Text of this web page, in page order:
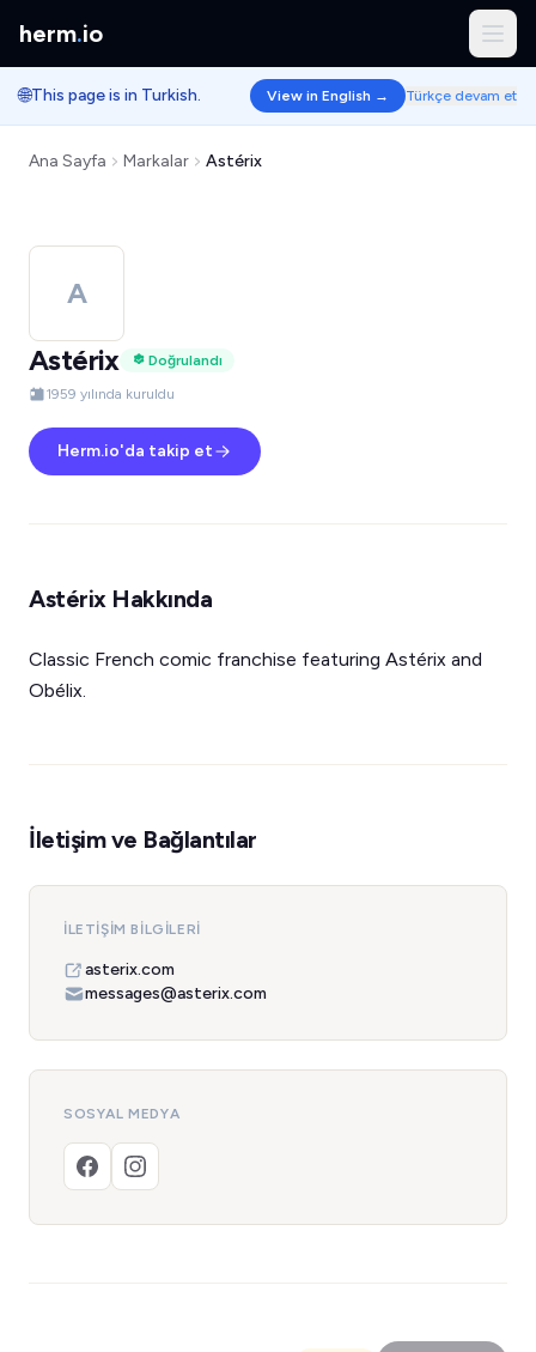
herm.io
🌐This page is in Turkish. View in English → Türkçe devam et
Ana Sayfa Markalar Astérix
A
Astérix
Doğrulandı
1959 yılında kuruldu
Herm.io'da takip et
Astérix Hakkında
Classic French comic franchise featuring Astérix and
Obélix.
İletişim ve Bağlantılar
İLETIŞIM BILGILERI
asterix.com
messages@asterix.com
SOSYAL MEDYA